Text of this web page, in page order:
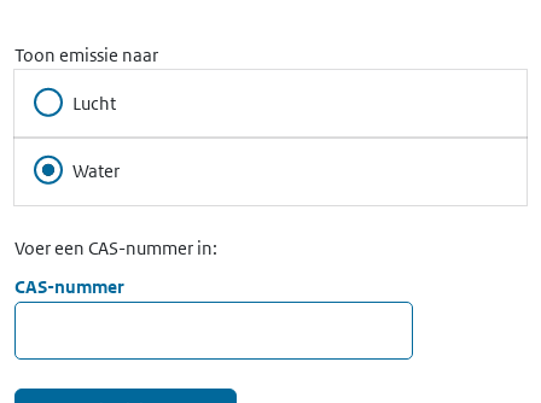
Toon emissie naar
Lucht
Water
Voer een CAS-nummer in:
CAS-nummer